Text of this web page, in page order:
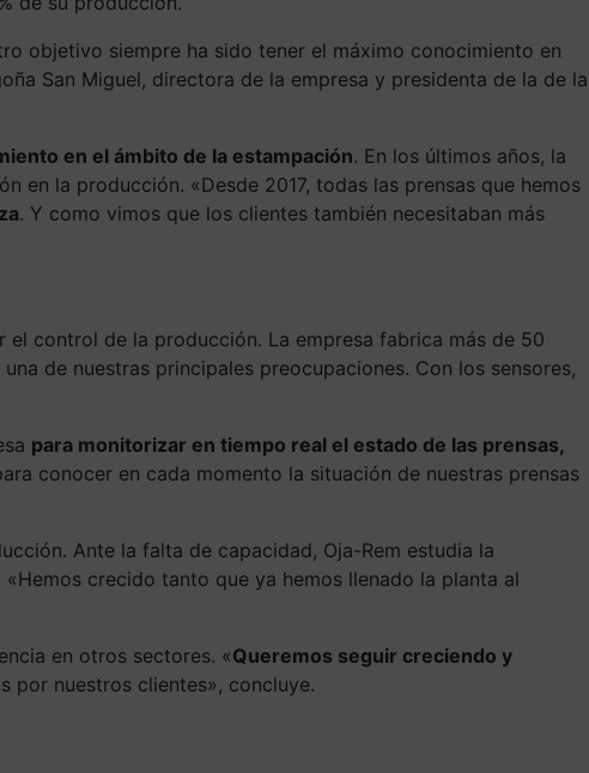
objetivo siempre ha sido tener el máximo conocimiento en
San Miguel, directora de la empresa y presidenta de la de la
en el ámbito de la estampación. En los últimos años, la
en la producción. «Desde 2017, todas las prensas que hemos
. Y como vimos que los clientes también necesitaban más
el control de la producción. La empresa fabrica más de 50
de nuestras principales preocupaciones. Con los sensores,
para monitorizar en tiempo real el estado de las prensas,
conocer en cada momento la situación de nuestras prensas
Ante la falta de capacidad, Oja-Rem estudia la
crecido tanto que ya hemos llenado la planta al
en otros sectores. «Queremos seguir creciendo y
por nuestros clientes», concluye.